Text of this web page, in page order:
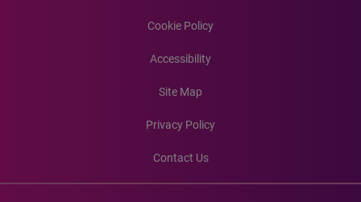
Cookie Policy
Accessibility
Site Map
Privacy Policy
Contact Us